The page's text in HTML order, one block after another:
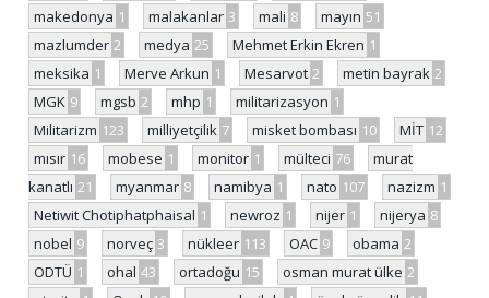
makedonya 1 malakanlar 3 mali 8 mayın 51
mazlumder 2 medya 25 Mehmet Erkin Ekren 1
meksika 1 Merve Arkun 1 Mesarvot 2 metin bayrak 2
MGK 9 mgsb 2 mhp 1 militarizasyon 1
Militarizm 123 milliyetçilik 7 misket bombası 10 MİT 12
mısır 16 mobese 1 monitor 1 mülteci 76
murat
kanatlı 21 myanmar 8 namibya 1 nato 107 nazizm 1
Netiwit Chotiphatphaisal 1 newroz 1 nijer 1 nijerya 8
nobel 9 norveç 3 nükleer 113 OAC 9 obama 2
ODTÜ 1 ohal 43 ortadoğu 15 osman murat ülke 2